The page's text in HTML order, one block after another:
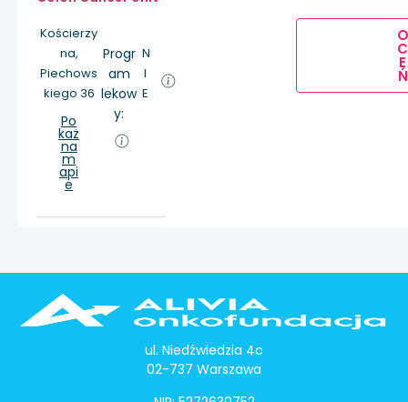
Kościerzy
na,
Piechows
kiego 36
Po
każ
na
m
api
e
Progr
am
lekow
y:
N
I
E
O
C
E
Ń
ul. Niedźwiedzia 4c
02-737 Warszawa